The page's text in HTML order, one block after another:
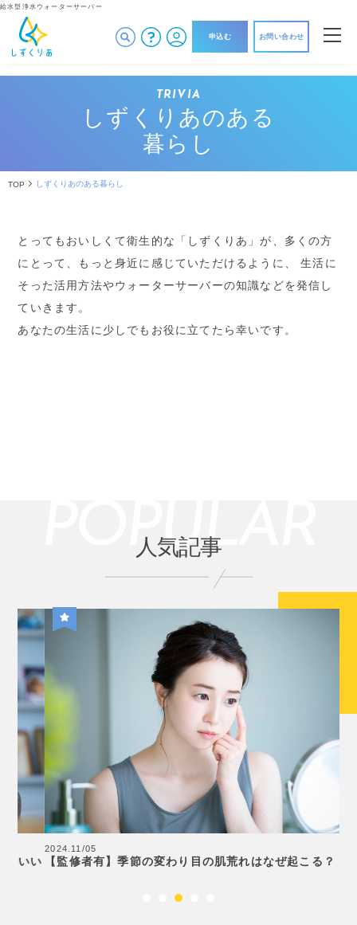
給水型浄水ウォーターサーバー
申込む お問い合わせ
TRIVIA
しずくりあのある
暮らし
TOP しずくりあのある暮らし
とってもおいしくて衛生的な「しずくりあ」が、多くの方
にとって、もっと身近に感じていただけるように、
生活に
そった活用方法やウォーターサーバーの知識などを発信し
ていきます。
あなたの生活に少しでもお役に立てたら幸いです。
POPULAR
人気記事
2024.11/05
【監修者有】季節の変わり目の肌荒れはなぜ起こる？